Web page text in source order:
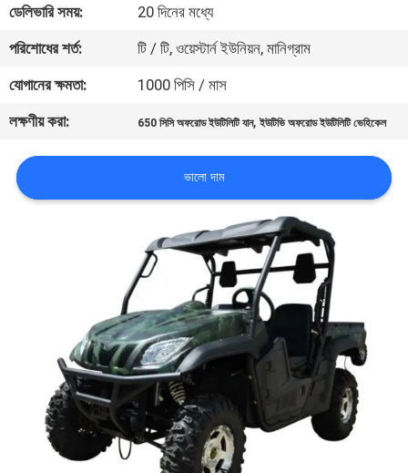
যোগাযোগ
করুন
উদ্ধৃতির
জন্য
আবেদন
গোপনীয়তা
ডেলিভারি সময়:
20 দিনের মধ্যে
পরিশোধের শর্ত:
টি / টি, ওয়েস্টার্ন ইউনিয়ন, মানিগ্রাম
যোগানের ক্ষমতা:
1000 পিসি / মাস
লক্ষণীয় করা:
650 সিসি অফরোড ইউটিলিটি যান,ইউটিভি অফরোড ইউটিলিটি ভেহিকেল
ভালো দাম